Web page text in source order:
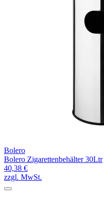
Bolero
Bolero Zigarettenbehälter 30Ltr
40,38 €
zzgl. MwSt.